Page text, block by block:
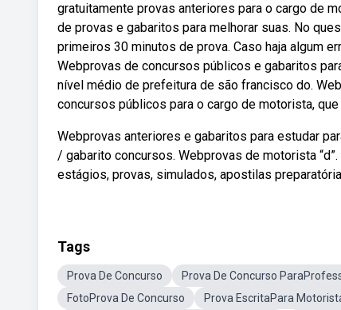
gratuitamente provas anteriores para o cargo de
de provas e gabaritos para melhorar suas. No
primeiros 30 minutos de prova. Caso haja algum
Webprovas de concursos públicos e gabaritos
nível médio de prefeitura de são francisco do.
concursos públicos para o cargo de motorista,
Webprovas anteriores e gabaritos para estudar
/ gabarito concursos. Webprovas de motorista
estágios, provas, simulados, apostilas
Tags
Prova De Concurso Prova De Concurso
FotoProva De Concurso
Prova EscritaPara